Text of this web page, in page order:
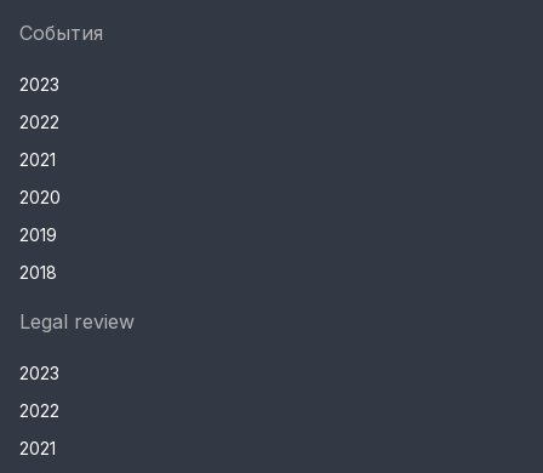
События
2023
2022
2021
2020
2019
2018
Legal review
2023
2022
2021